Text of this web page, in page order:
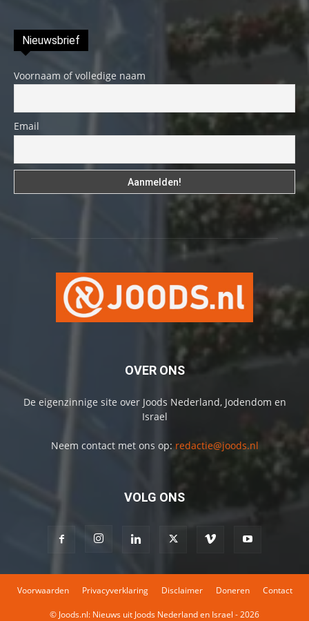
Nieuwsbrief
Voornaam of volledige naam
Email
OVER ONS
De eigenzinnige site over Joods Nederland, Jodendom en
Israel
Neem contact met ons op: redactie@joods.nl
VOLG ONS
Voorwaarden Privacyverklaring Disclaimer Doneren Contact
© Joods.nl: Nieuws uit Joods Nederland en Israel - 2026